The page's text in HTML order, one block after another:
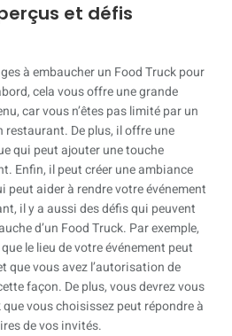
et défis
à embaucher un Food Truck pour
cela vous offre une grande
car vous n’êtes pas limité par un
restaurant. De plus, il offre une
qui peut ajouter une touche
Enfin, il peut créer une ambiance
peut aider à rendre votre événement
il y a aussi des défis qui peuvent
d’un Food Truck. Par exemple,
le lieu de votre événement peut
que vous avez l’autorisation de
façon. De plus, vous devrez vous
vous choisissez peut répondre à
de vos invités.